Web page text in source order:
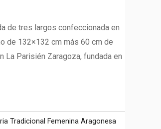
de tres largos confeccionada en
de 132×132 cm más 60 cm de
La Parisién Zaragoza, fundada en
Tradicional Femenina Aragonesa